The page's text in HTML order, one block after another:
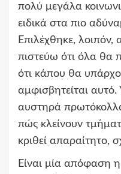
πολύ μεγάλα
ειδικά στα πιο
Επιλέχθηκε,
πιστεύω ότι όλα θα
ότι κάπου θα
αμφισβητείται
αυστηρά
πώς κλείνουν
κριθεί απαραίτητο,
Είναι μία απόφαση